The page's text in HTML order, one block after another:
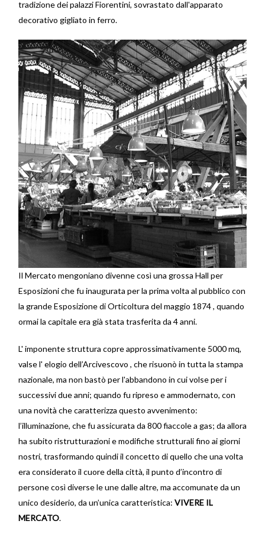
tradizione dei palazzi Fiorentini, sovrastato dall'apparato
decorativo gigliato in ferro.
Il Mercato mengoniano divenne così una grossa Hall per
Esposizioni che fu inaugurata per la prima volta al pubblico con
la grande Esposizione di Orticoltura del maggio 1874 , quando
ormai la capitale era già stata trasferita da 4 anni.
L' imponente struttura copre approssimativamente 5000 mq,
valse l' elogio dell’Arcivescovo , che risuonò in tutta la stampa
nazionale, ma non bastò per l'abbandono in cui volse per i
successivi due anni; quando fu ripreso e ammodernato, con
una novità che caratterizza questo avvenimento:
l’illuminazione, che fu assicurata da 800 fiaccole a gas; da allora
ha subito ristrutturazioni e modifiche strutturali fino ai giorni
nostri, trasformando quindi il concetto di quello che una volta
era considerato il cuore della città, il punto d’incontro di
persone così diverse le une dalle altre, ma accomunate da un
unico desiderio, da un’unica caratteristica: VIVERE IL
MERCATO.